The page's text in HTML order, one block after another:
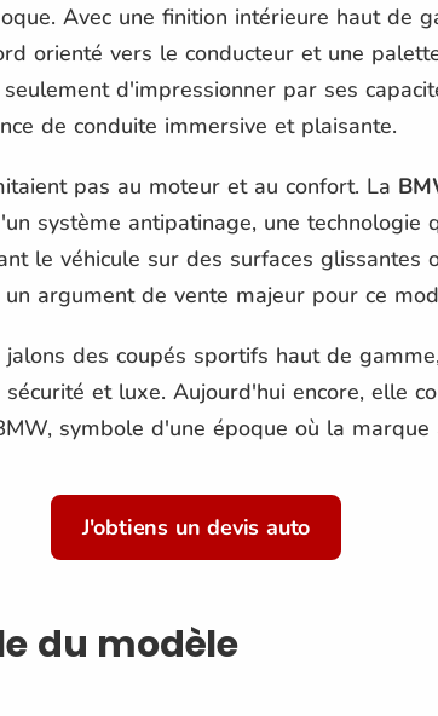
Avec une finition intérieure haut de
orienté vers le conducteur et une
d'impressionner par ses
de conduite immersive et plaisante.
pas au moteur et au confort. La
système antipatinage, une technologie
le véhicule sur des surfaces glissantes
argument de vente majeur pour ce
jalons des coupés sportifs haut de
et luxe. Aujourd'hui encore, elle
symbole d'une époque où la
J'obtiens un devis auto
du modèle